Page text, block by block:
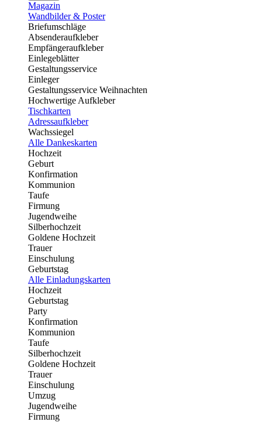
Magazin
Wandbilder & Poster
Briefumschläge
Absenderaufkleber
Empfängeraufkleber
Einlegeblätter
Gestaltungsservice
Einleger
Gestaltungsservice Weihnachten
Hochwertige Aufkleber
Tischkarten
Adressaufkleber
Wachssiegel
Alle Dankeskarten
Hochzeit
Geburt
Konfirmation
Kommunion
Taufe
Firmung
Jugendweihe
Silberhochzeit
Goldene Hochzeit
Trauer
Einschulung
Geburtstag
Alle Einladungskarten
Hochzeit
Geburtstag
Party
Konfirmation
Kommunion
Taufe
Silberhochzeit
Goldene Hochzeit
Trauer
Einschulung
Umzug
Jugendweihe
Firmung